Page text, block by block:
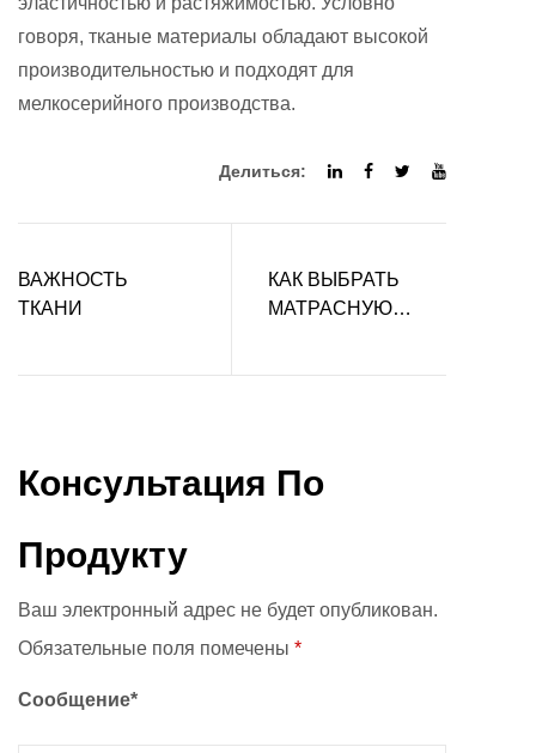
говоря, тканые материалы обладают высокой
производительностью и подходят для
мелкосерийного производства.
Делиться:
ВАЖНОСТЬ
ТКАНИ
КАК ВЫБРАТЬ
МАТРАСНУЮ
Консультация По
Продукту
Ваш электронный адрес не будет опубликован.
Обязательные поля помечены *
Сообщение*